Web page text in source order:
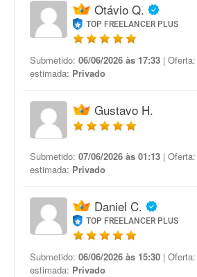
Otávio Q.
TOP FREELANCER PLUS
Submetido: 06/06/2026 às 17:33 | Oferta:
estimada: Privado
Gustavo H.
Submetido: 07/06/2026 às 01:13 | Oferta:
estimada: Privado
Daniel C.
TOP FREELANCER PLUS
Submetido: 06/06/2026 às 15:30 | Oferta:
estimada: Privado